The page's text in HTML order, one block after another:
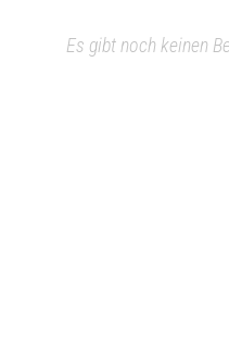
Es gibt noch keinen